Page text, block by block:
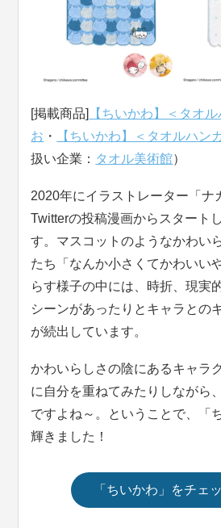
[掲載商品]
【ちいかわ】＜タオ
お ・ 【ちいかわ】＜タオルハン
扱い企業： タオル美術館）
2020年にイラストレーター「ナ
Twitterの投稿漫画からスタート
す。マスコットのようなかわい
たち「なんか小さくてかわいい
らす様子の中には、時折、現実
シーンがあったりとキャラとの
が続出しています。
かわいらしさの陰にあるキャラ
に自分を重ねてみたりしながら
ですよね～。ということで、「
輝きました！
「ちいかわ」をチェ